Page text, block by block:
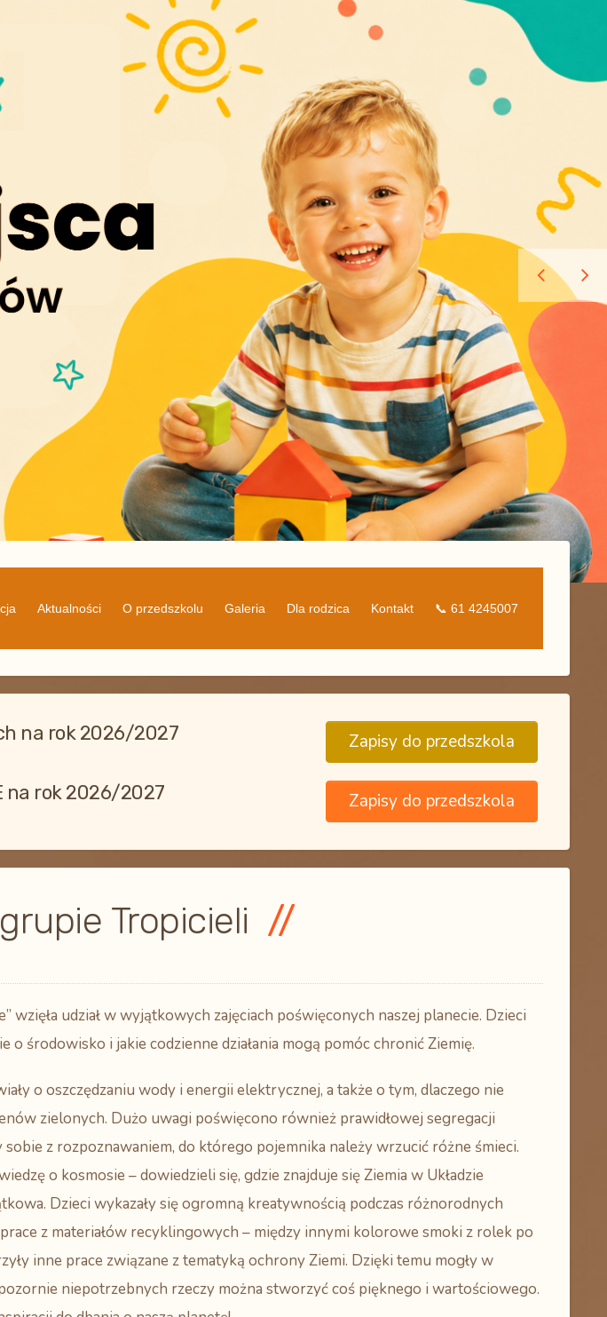
Aktualności O przedszkolu Galeria Dla rodzica Kontakt 📞 61 4245007
na rok 2026/2027 Zapisy do przedszkola
na rok 2026/2027 Zapisy do przedszkola
Tropicieli
wzięła udział w wyjątkowych zajęciach poświęconych naszej planecie. Dzieci
o środowisko i jakie codzienne działania mogą pomóc chronić Ziemię.
o oszczędzaniu wody i energii elektrycznej, a także o tym, dlaczego nie
zielonych. Dużo uwagi poświęcono również prawidłowej segregacji
z rozpoznawaniem, do którego pojemnika należy wrzucić różne śmieci.
o kosmosie – dowiedzieli się, gdzie znajduje się Ziemia w Układzie
Dzieci wykazały się ogromną kreatywnością podczas różnorodnych
z materiałów recyklingowych – między innymi kolorowe smoki z rolek po
inne prace związane z tematyką ochrony Ziemi. Dzięki temu mogły w
niepotrzebnych rzeczy można stworzyć coś pięknego i wartościowego.